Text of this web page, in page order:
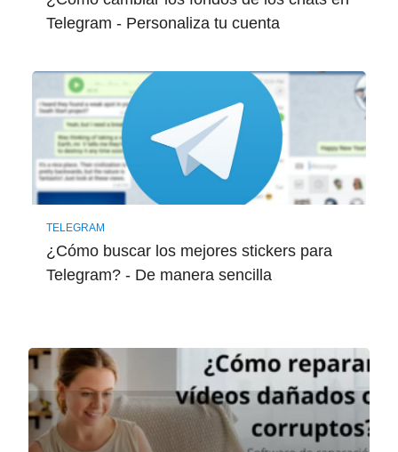
Telegram - Personaliza tu cuenta
TELEGRAM
¿Cómo buscar los mejores stickers para
Telegram? - De manera sencilla